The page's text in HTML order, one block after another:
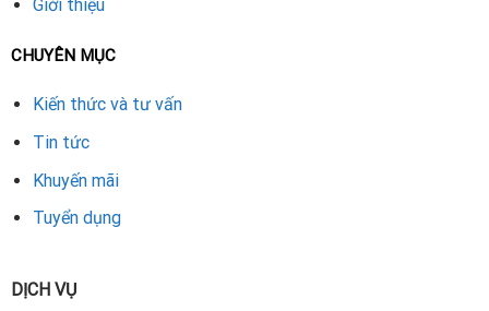
ngay Repair Card Vga để được kiểm tra và khắc phục nhanh
Giới thiệu
CHUYÊN MỤC
Kiến thức và tư vấn
Tin tức
Khuyến mãi
Tuyển dụng
DỊCH VỤ